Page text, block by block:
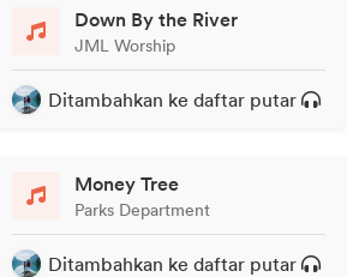
Down By the River
JML Worship
Ditambahkan ke daftar putar
Money Tree
Parks Department
Ditambahkan ke daftar putar